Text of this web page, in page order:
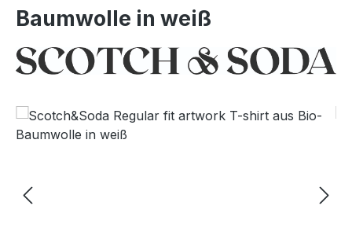
Baumwolle in weiß
Bildergalerie überspringen